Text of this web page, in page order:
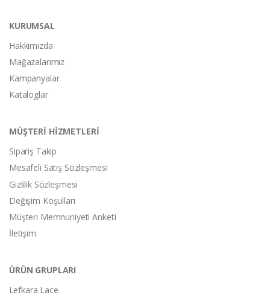
KURUMSAL
Hakkımızda
Mağazalarımız
Kampanyalar
Kataloglar
MÜŞTERİ HİZMETLERİ
Sipariş Takip
Mesafeli Satış Sözleşmesi
Gizlilik Sözleşmesi
Değişim Koşulları
Müşteri Memnuniyeti Anketi
İletişim
ÜRÜN GRUPLARI
Lefkara Lace